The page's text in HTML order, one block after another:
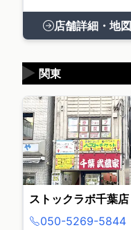
店舗詳細・地図
関東
▶
ストックラボ千葉店
050-5269-5844